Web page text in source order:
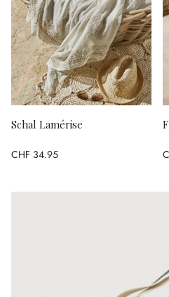
Schal Lamérise
CHF 34.95